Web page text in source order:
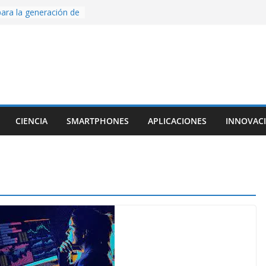
la generación de
con Inteligencia
una app
una
CIENCIA SMARTPHONES APLICACIONES